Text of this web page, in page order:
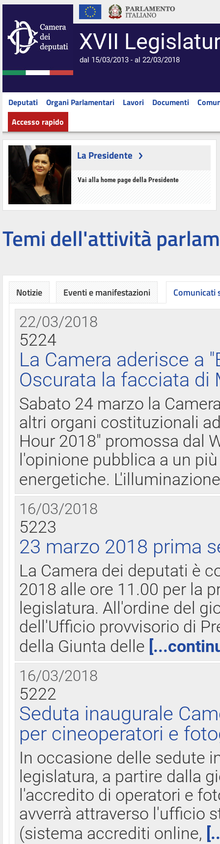
XVII
dal 15/03/2013 - al 22/03/2018
Deputati Organi Parlamentari Lavori Documenti
Accesso rapido
La Presidente
Vai alla home page della Presidente
Temi dell'attività
Notizie Eventi e manifestazioni Comunicati
22/03/2018
5224
La Camera aderisce a
Oscurata la facciata di
Sabato 24 marzo la
altri organi costituzionali
Hour 2018" promossa dal
l'opinione pubblica a un
energetiche.
16/03/2018
5223
23 marzo 2018 prima
La Camera dei deputati è
2018 alle ore 11.00 per la
legislatura. All'ordine del
dell'Ufficio provvisorio di
della Giunta delle
16/03/2018
5222
Seduta inaugurale
per cineoperatori e
In occasione delle sedute
legislatura, a partire dalla
l'accredito di operatori e
avverrà attraverso l'ufficio
(sistema accrediti online,